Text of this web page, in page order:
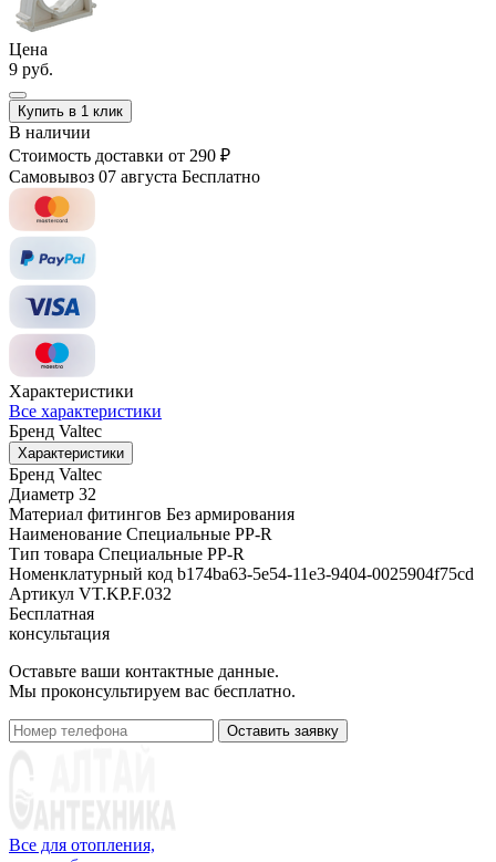
Цена
9 руб.
Купить в 1 клик
В наличии
Стоимость доставки от 290 ₽
Самовывоз 07 августа Бесплатно
Характеристики
Все характеристики
Бренд Valtec
Характеристики
Бренд Valtec
Диаметр 32
Материал фитингов Без армирования
Наименование Специальные PP-R
Тип товара Специальные PP-R
Номенклатурный код b174ba63-5e54-11e3-9404-0025904f75cd
Артикул VT.KP.F.032
Бесплатная
консультация
Оставьте ваши контактные данные.
Мы проконсультируем вас бесплатно.
Оставить заявку
Все для отопления,